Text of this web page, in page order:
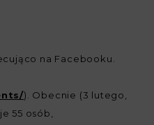
na Facebooku.
). Obecnie (3 lutego,
55 osób,